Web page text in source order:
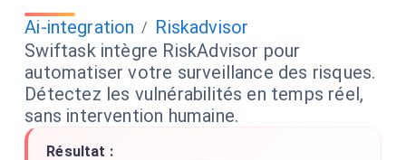
Ai-integration / Riskadvisor
Swiftask intègre RiskAdvisor pour
automatiser votre surveillance des risques.
Détectez les vulnérabilités en temps réel,
sans intervention humaine.
Résultat :